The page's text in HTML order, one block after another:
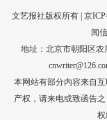
文艺报社版权所有 | 京ICP
闻
地址：北京市朝阳区农
本网站有部分内容来自
产权，请来电或致函告
权